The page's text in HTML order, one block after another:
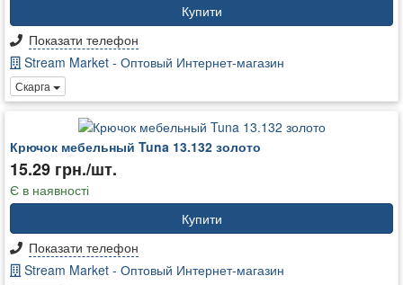
Купити
Показати телефон
Stream Market - Оптовый Интернет-магазин
Скарга
Крючок мебельный Tuna 13.132 золото
15.29 грн./шт.
Є в наявності
Купити
Показати телефон
Stream Market - Оптовый Интернет-магазин